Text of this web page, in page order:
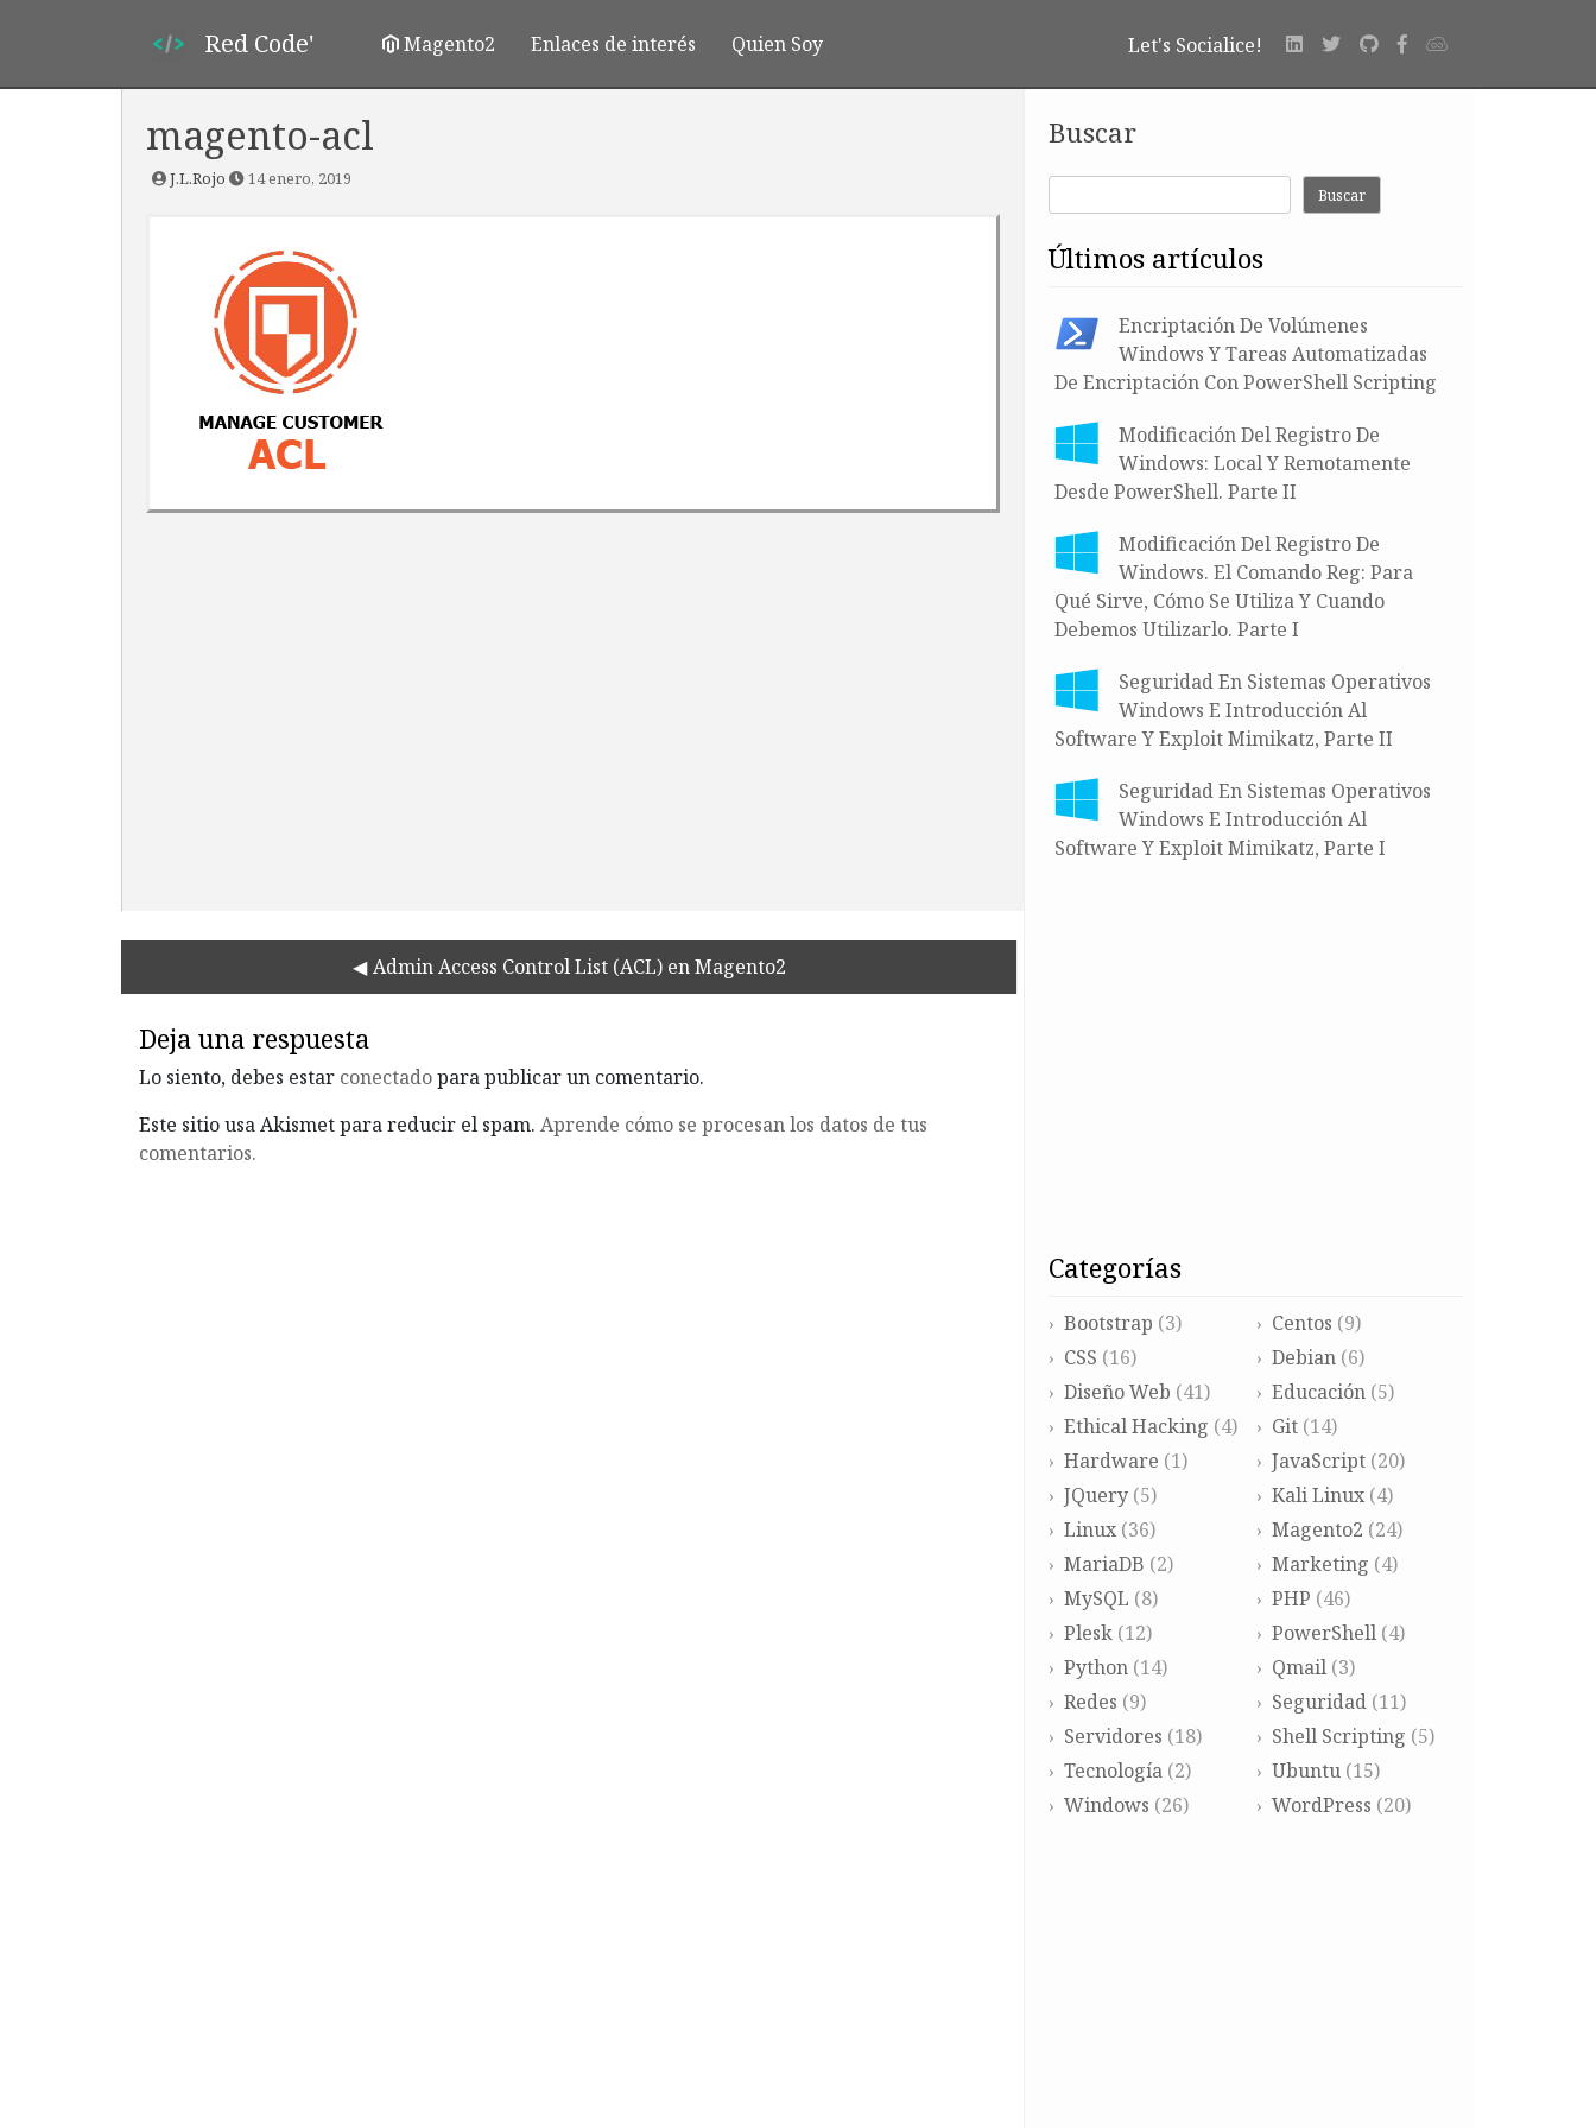
Red Code' Magento2 Enlaces de interés Quien Soy Let's Socialice!
magento-acl
J.L.Rojo 14 enero, 2019
Admin Access Control List (ACL) en Magento2
Deja una respuesta
Lo siento, debes estar conectadopara publicar un comentario.
Este sitio usa Akismet para reducir el spam. Aprende cómo se procesan los datos de tus
comentarios.
Buscar
Buscar
últimos artículos
Encriptación De Volúmenes
Windows Y Tareas Automatizadas
De Encriptación Con PowerShell Scripting
Modificación Del Registro De
Windows: Local Y Remotamente
Desde PowerShell. Parte II
Modificación Del Registro De
Windows. El Comando Reg: Para
Qué Sirve, Cómo Se Utiliza Y Cuando
Debemos Utilizarlo. Parte I
Seguridad En Sistemas Operativos
Windows E Introducción Al
Software Y Exploit Mimikatz, Parte II
Seguridad En Sistemas Operativos
Windows E Introducción Al
Software Y Exploit Mimikatz, Parte I
categorías
Bootstrap (3) Centos (9)
CSS (16) Debian(6)
Diseño Web (41) Educación(5)
Ethical Hacking (4) Git(14)
Hardware (1) JavaScript(20)
JQuery (5) Kali Linux(4)
Linux (36) Magento2 (24)
MariaDB (2) Marketing (4)
MySQL (8) PHP (46)
Plesk (12) PowerShell(4)
Python (14) Qmail(3)
Redes (9) Seguridad(11)
Servidores (18) Shell Scripting (5)
Tecnología (2) Ubuntu(15)
Windows (26) WordPress (20)